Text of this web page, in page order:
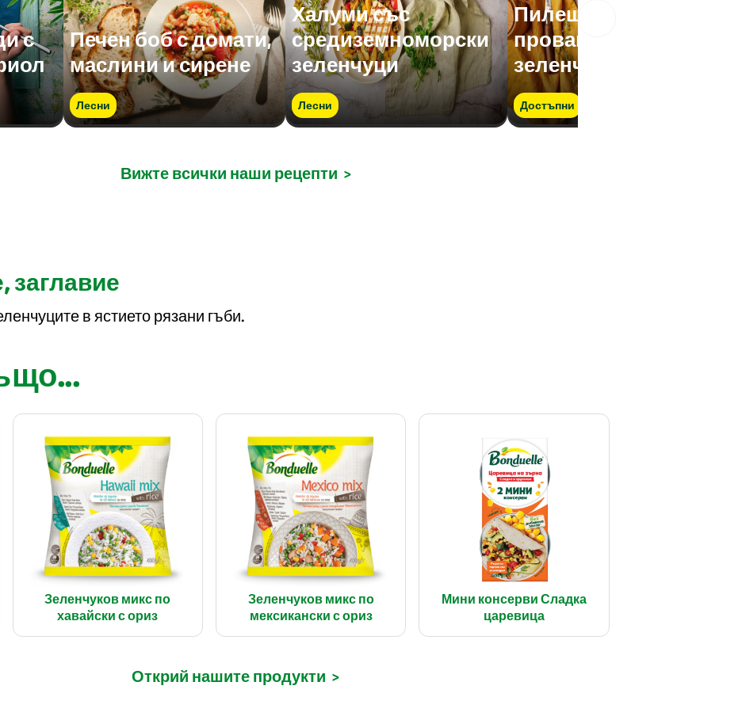
с
Печен боб с домати,
маслини и сирене
Лесни
Халуми със
средиземноморски
зеленчуци
Лесни
Пилешко бонфиле с
провансалски
зеленчуци
Достъпни
Вижте всички наши рецепти >
заглавие
в ястието рязани гъби.
Зеленчуков микс по
хавайски с ориз
Зеленчуков микс по
мексикански с ориз
Мини консерви Сладка
царевица
Открий нашите продукти >